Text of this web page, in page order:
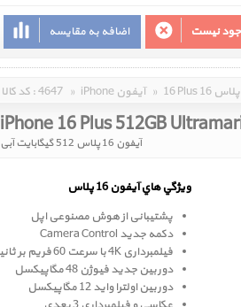
اضافه به مقایسه نیست
کد کالا : 4647 » iPhone آیفون » 16 Plus 16 پلاس
iPhone 16 Plus 512GB
آیفون 16 پلاس 512 گیگابایت آبی
ويژگي هاي آيفون 16 پلاس
پشتیبانی از هوش مصنوعی اپل
دکمه جدید Camera Control
فیلمبرداری 4K با سرعت 60 فریم بر ثانیه
دوربین جدید فیوژن 48 مگاپیکسل
دوربین اولترا واید 12 مگاپیکسل